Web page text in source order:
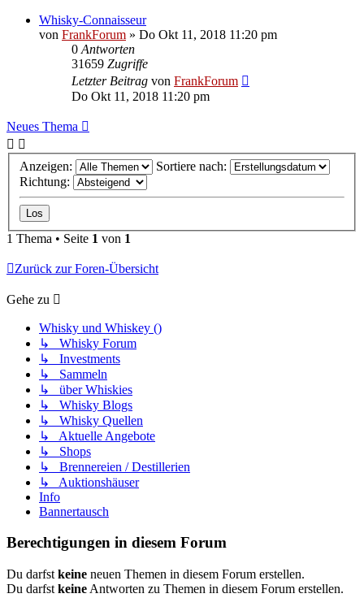
Whisky-Connaisseur
von FrankForum » Do Okt 11, 2018 11:20 pm
0 Antworten
31659 Zugriffe
Letzter Beitrag von FrankForum
Do Okt 11, 2018 11:20 pm
Neues Thema
Anzeigen:
Sortiere nach:
Richtung:
1 Thema • Seite 1 von 1
Zurück zur Foren-Übersicht
Gehe zu
Whisky und Whiskey ()
↳ Whisky Forum
↳ Investments
↳ Sammeln
↳ über Whiskies
↳ Whisky Blogs
↳ Whisky Quellen
↳ Aktuelle Angebote
↳ Shops
↳ Brennereien / Destillerien
↳ Auktionshäuser
Info
Bannertausch
Berechtigungen in diesem Forum
Du darfst keine neuen Themen in diesem Forum erstellen.
Du darfst keine Antworten zu Themen in diesem Forum erstellen.